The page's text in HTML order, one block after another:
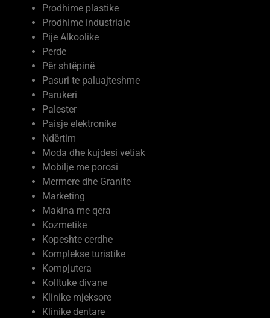
Prodhime industriale
Pije Alkoolike
Perde
Për shtëpinë
Pasuri te paluajteshme
Parukeri
Palester
Paisje elektronike
Ndërtim
Moda dhe kujdesi vetiak
Mobilje me porosi
Mermere dhe Granite
Marketing
Makina me qera
Kozmetike
Kopeshte cerdhe
Komplekse turistike
Kompjutera
Kolltuke divane
Klinike mjeksore
Klinike dentare
Industria